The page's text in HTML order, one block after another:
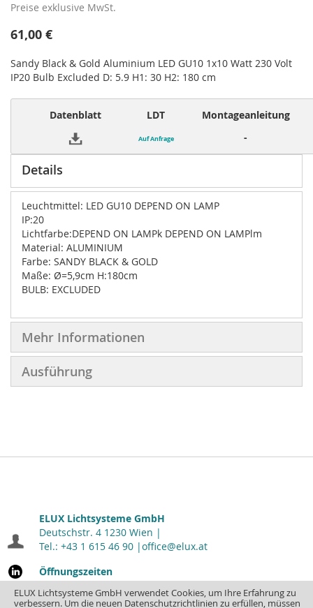
ELUX Lichtsysteme GmbH verwendet Cookies, um Ihre Erfahrung zu
verbessern. Um die neuen Datenschutzrichtlinien zu erfüllen, müssen
Preise exklusive MwSt.
61,00 €
Sandy Black & Gold Aluminium LED GU10 1x10 Watt 230 Volt
IP20 Bulb Excluded D: 5.9 H1: 30 H2: 180 cm
Datenblatt LDT Montageanleitung
Auf Anfrage -
Details
Leuchtmittel: LED GU10 DEPEND ON LAMP
IP:20
Lichtfarbe:DEPEND ON LAMPk DEPEND ON LAMPlm
Material: ALUMINIUM
Farbe: SANDY BLACK & GOLD
Maße: Ø=5,9cm H:180cm
BULB: EXCLUDED
Mehr Informationen
Ausführung
ELUX Lichtsysteme GmbH
Deutschstr. 4 1230 Wien |
Tel.: +43 1 615 46 90 |office@elux.at
Öffnungszeiten
Montag - Donnerstag: 7.00 - 16.30| Freitag: 7.00 - 12.00